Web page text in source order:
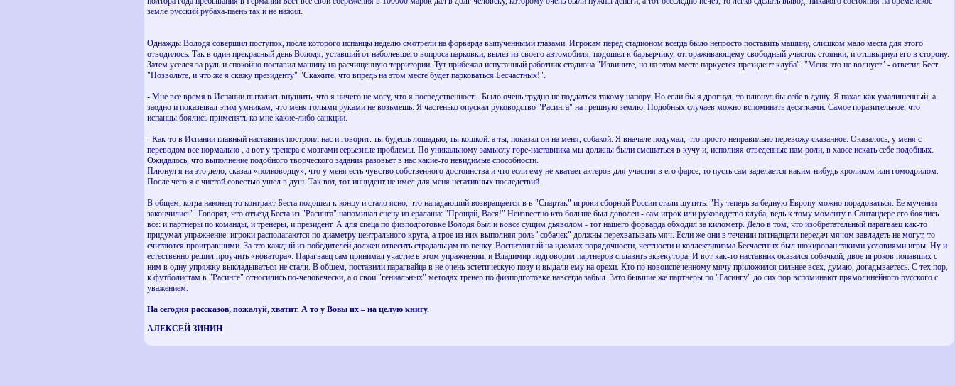
земле русский рубаха-паень так и не нажил.
Однажды Володя совершил поступок, после которого испанцы неделю смотрели на форварда выпученными глазами. Игрокам перед стадионом всегда было непросто поставить машину, слишком мало места для этого
отводилось. Так в один прекрасный день Володя, уставший от наболевшего вопроса парковки, вылез из своего автомобиля, подошел к барьерчику, отгораживающему свободный участок стоянки, и отшвырнул его в сторону.
Затем уселся за руль и спокойно поставил машину на расчищенную территории. Тут прибежал испуганный работник стадиона "Извините, но на этом месте паркуется президент клуба". "Меня это не волнует" - ответил Бест.
"Позвольте, и что же я скажу президенту" "Скажите, что впредь на этом месте будет парковаться Бесчастных!".
- Мне все время в Испании пытались внушить, что я ничего не могу, что я посредственность. Было очень трудно не поддаться такому напору. Но если бы я дрогнул, то плюнул бы себе в душу. Я пахал как умалишенный, а
заодно и показывал этим умникам, что меня голыми руками не возьмешь. Я частенько опускал руководство "Расинга" на грешную землю. Подобных случаев можно вспоминать десятками. Самое поразительное, что
испанцы боялись применять ко мне какие-либо санкции.
- Как-то в Испании главный наставник построил нас и говорит: ты будешь лошадью, ты кошкой. а ты, показал он на меня, собакой. Я вначале подумал, что просто неправильно перевожу сказанное. Оказалось, у меня с
переводом все нормально , а вот у тренера с мозгами серьезные проблемы. По уникальному замыслу горе-наставника мы должны были смешаться в кучу и, исполняя отведенные нам роли, в хаосе искать себе подобных.
Ожидалось, что выполнение подобного творческого задания разовьет в нас какие-то невидимые способности.
Плюнул я на это дело, сказал «полководцу», что у меня есть чувство собственного достоинства и что если ему не хватает актеров для участия в его фарсе, то пусть сам заделается каким-нибудь кроликом или гомодрилом.
После чего я с чистой совестью ушел в душ. Так вот, тот инцидент не имел для меня негативных последствий.
В общем, когда наконец-то контракт Беста подошел к концу и стало ясно, что нападающий возвращается в в "Спартак" игроки сборной России стали шутить: "Ну теперь за бедную Европу можно порадоваться. Ее мучения
закончились". Говорят, что отъезд Беста из "Расинга" напоминал сцену из ералаша: "Прощай, Вася!" Неизвестно кто больше был доволен - сам игрок или руководство клуба, ведь к тому моменту в Сантандере его боялись
все: и партнеры по команды, и тренеры, и президент. А для спеца по физподготовке Володя был и вовсе сущим дьяволом - тот нашего форварда обходил за километр. Дело в том, что изобретательный парагваец как-то
придумал упражнение: игроки располагаются по диаметру центрального круга, а трое из них выполняя роль "собачек" должны перехватывать мяч. Если же они в течении пятнадцати передач мячом завладеть не могут, то
считаются проигравшими. За это каждый из победителей должен отвесить страдальцам по пенку. Воспитанный на идеалах порядочности, честности и коллективизма Бесчастных был шокирован такими условиями игры. Ну и
естественно решил проучить «новатора». Парагваец сам принимал участие в этом упражнении, и Владимир подговорил партнеров сплавить экзекутора. И вот как-то наставник оказался собачкой, двое игроков попавших с
ним в одну упряжку выкладываться не стали. В общем, поставили парагвайца в не очень эстетическую позу и выдали ему на орехи. Кто по новоиспеченному мячу приложился сильнее всех, думаю, догадываетесь. С тех пор,
к футболистам в "Расинге" относились по-человечески, а о свои "гениальных" методах тренер по физподготовке навсегда забыл. Зато бывшие же партнеры по "Расингу" до сих пор вспоминают прямолинейного русского с
уважением.
На сегодня рассказов, пожалуй, хватит. А то у Вовы их – на целую книгу.
АЛЕКСЕЙ ЗИНИН